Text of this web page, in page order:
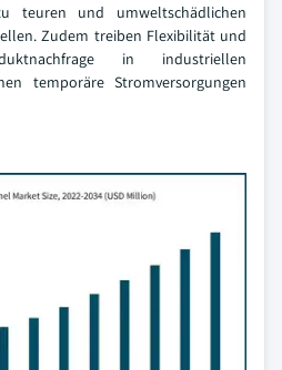
teuren und umweltschädlichen
Zudem treiben Flexibilität und
in industriellen
temporäre Stromversorgungen